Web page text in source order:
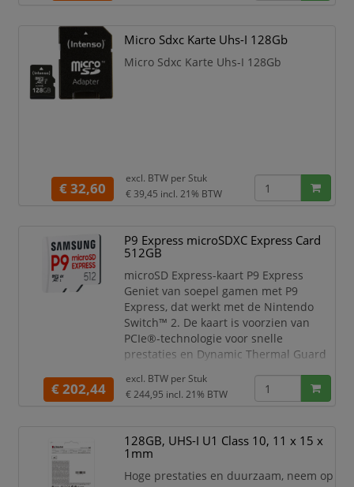
Micro Sdxc Karte Uhs-I 128Gb
Micro Sdxc Karte Uhs-I 128Gb
€ 32,60
excl. BTW per Stuk
€ 39,45 incl. 21% BTW
P9 Express microSDXC Express Card
512GB
microSD Express-kaart P9 Express
Geniet van soepel gamen met P9
Express, dat werkt met de Nintendo
Switch™ 2. De kaart is voorzien van
PCIe®-technologie voor snelle
prestaties en Dynamic Thermal Guard
te houden, en is ontworpen om
meeslepende gameplay te bieden voor
gamer.
Duik in eindeloze solo-avonturen of
€ 202,44
excl. BTW per Stuk
€ 244,95 incl. 21% BTW
128GB, UHS-I U1 Class 10, 11 x 15 x
1mm
Hoge prestaties en duurzaam, neem op